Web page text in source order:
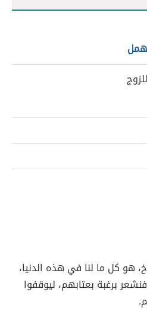
هو كل ما لنا في هذه الدنيا،
برغبة بعتابهم، ليوقفوا